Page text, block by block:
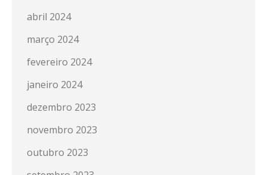
abril 2024
março 2024
fevereiro 2024
janeiro 2024
dezembro 2023
novembro 2023
outubro 2023